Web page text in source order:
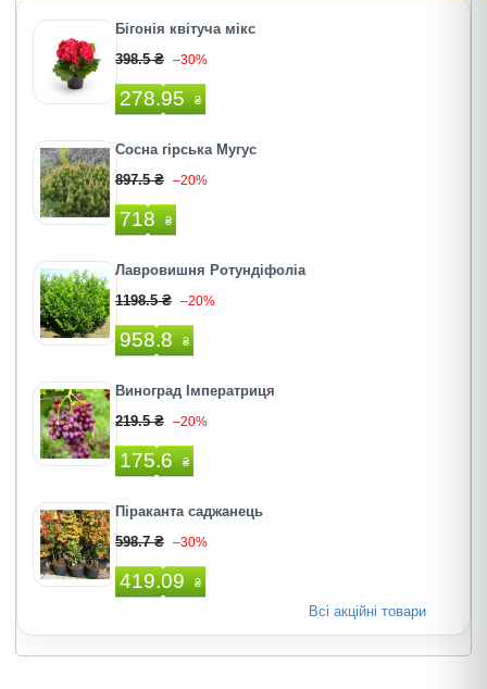
Бігонія квітуча мікс
398.5 ₴ –30%
278.95 ₴
Сосна гірська Мугус
897.5 ₴ –20%
718 ₴
Лавровишня Ротундіфоліа
1198.5 ₴ –20%
958.8 ₴
Виноград Імператриця
219.5 ₴ –20%
175.6 ₴
Піраканта саджанець
598.7 ₴ –30%
419.09 ₴
Всі акційні товари